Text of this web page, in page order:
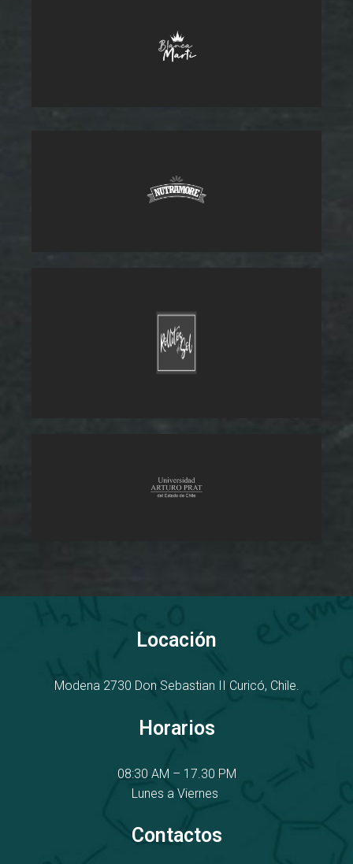
Locación
Modena 2730 Don Sebastian II Curicó, Chile.
Horarios
08:30 AM – 17.30 PM
Lunes a Viernes
Contactos